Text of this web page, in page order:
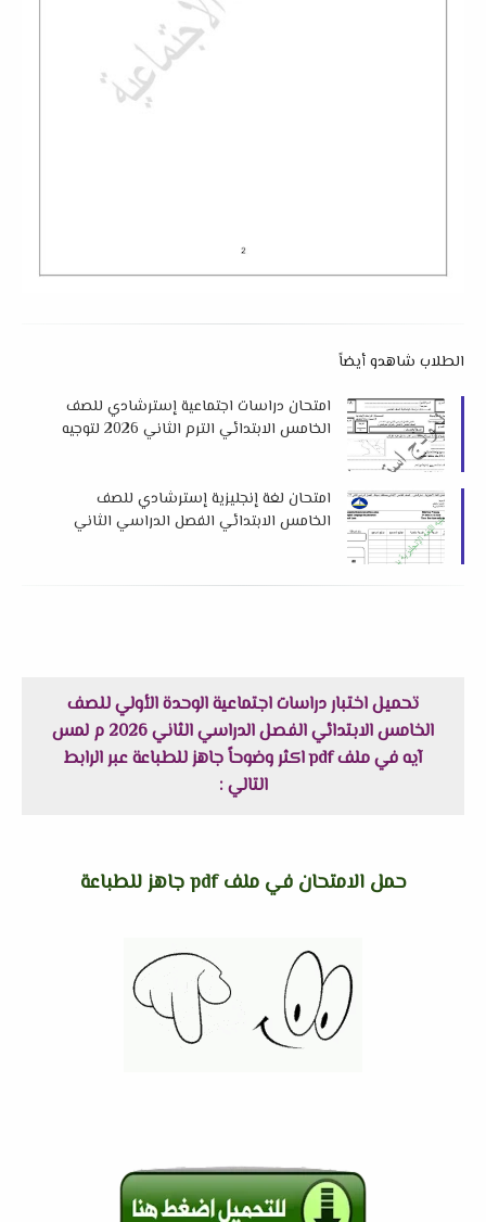
الطلاب شاهدو أيضاً
امتحان دراسات اجتماعية إسترشادي للصف
الخامس الابتدائي الترم الثاني 2026 لتوجيه
امتحان لغة إنجليزية إسترشادي للصف
الخامس الابتدائي الفصل الدراسي الثاني
تحميل اختبار دراسات اجتماعية الوحدة الأولي للصف
الخامس الابتدائي الفصل الدراسي الثاني 2026 م لمس
آيه في ملف pdf اكثر وضوحاً جاهز للطباعة عبر الرابط
التالي :
حمل الامتحان في ملف pdf جاهز للطباعة